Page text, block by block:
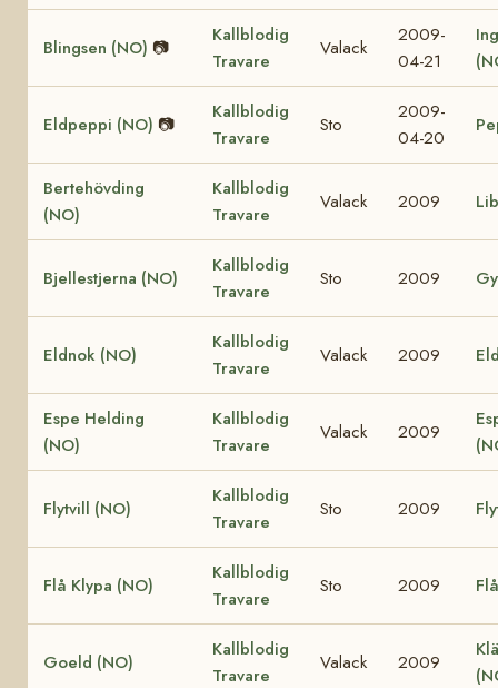
Blingsen (NO) 📷
Kallblodig
Travare
Valack
2009-
04-21
Eldpeppi (NO) 📷
Kallblodig
Travare
Sto
2009-
04-20
Bertehövding
(NO)
Kallblodig
Travare
Valack 2009
Bjellestjerna (NO)
Kallblodig
Travare
Sto 2009
Eldnok (NO)
Kallblodig
Travare
Valack 2009
Espe Helding
(NO)
Kallblodig
Travare
Valack 2009
Flytvill (NO)
Kallblodig
Travare
Sto 2009
Flå Klypa (NO)
Kallblodig
Travare
Sto 2009
Goeld (NO)
Kallblodig
Travare
Valack 2009